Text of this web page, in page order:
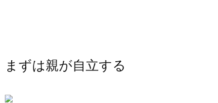
まずは親が自立する